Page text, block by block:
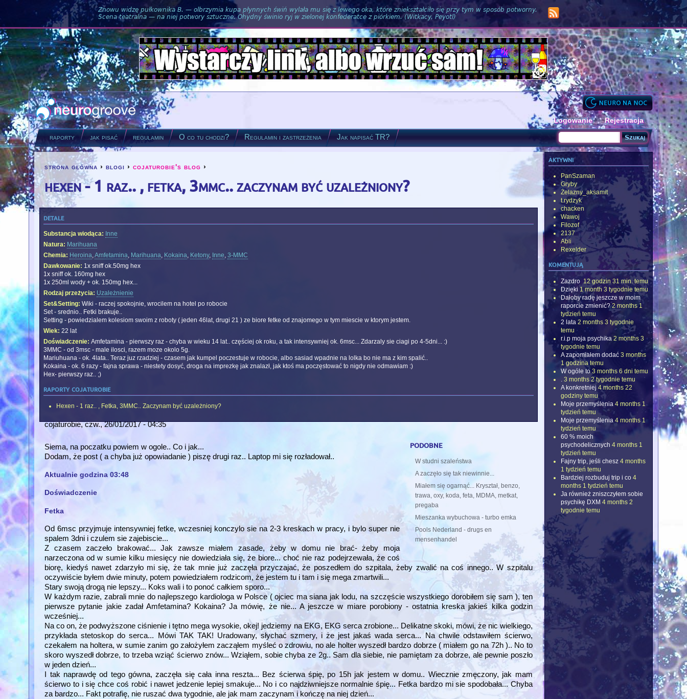
Znowu widzę pułkownika B. — olbrzymia kupa płynnych świń wylała mu się z lewego oka, które zniekształciło się przy tym w sposób potworny.
Scena teatralna — na niej potwory sztuczne. Ohydny świnio ryj w zielonej konfederatce z piórkiem. (Witkacy, Peyotl)
Logowanie Rejestracja
raporty jak pisać regulamin O co tu chodzi? Regulamin i zastrzeżenia Jak napisać TR?
Formularz wyszukiwania
you are here
strona główna ›blogi ›cojaturobie's blog ›
hexen - 1 raz.. , fetka, 3mmc.. zaczynam być uzależniony?
detale
Substancja wiodąca: Inne
Natura: Marihuana
Chemia: Heroina,Amfetamina, Marihuana, Kokaina, Ketony, Inne,3-MMC
Dawkowanie: 1x sniff ok.50mg hex
1x sniff ok. 160mg hex
1x 250ml wody + ok. 150mg hex...
Rodzaj przeżycia: Uzależnienie
Set&Setting: Wiki - raczej spokojnie, wrocilem na hotel po robocie
Set - srednio.. Fetki brakuje..
Setting - powiedzialem kolesiom swoim z roboty ( jeden 46lat, drugi 21 ) ze biore fetke od znajomego w tym miescie w ktorym jestem.
Wiek: 22 lat
Doświadczenie: Amfetamina - pierwszy raz - chyba w wieku 14 lat.. częściej ok roku, a tak intensywniej ok. 6msc... Zdarzaly sie ciagi po 4-5dni... :)
3MMC - od 3msc - male ilosci, razem moze okolo 5g.
Mariuhuana - ok. 4lata.. Teraz juz rzadziej - czasem jak kumpel poczestuje w robocie, albo sasiad wpadnie na lolka bo nie ma z kim spalić..
Kokaina - ok. 6 razy - fajna sprawa - niestety dosyć, droga na imprezkę jak znalazł, jak ktoś ma poczęstować to nigdy nie odmawiam :)
Hex- pierwszy raz.. ;)
raporty cojaturobie
Hexen - 1 raz.. , Fetka, 3MMC.. Zaczynam być uzależniony?
cojaturobie, czw., 26/01/2017 - 04:35
podobne
W studni szaleństwa
A zaczęło się tak niewinnie...
Miałem się ogarnąć... Kryształ, benzo,
trawa, oxy, koda, feta, MDMA, metkat,
pregaba
Mieszanka wybuchowa - turbo emka
Pools Nederland - drugs en
mensenhandel
Siema, na poczatku powiem w ogole.. Co i jak...
Dodam, że post ( a chyba już opowiadanie ) piszę drugi raz.. Laptop mi się rozładował..
Aktualnie godzina 03:48
Doświadczenie
Fetka
Od 6msc przyjmuje intensywniej fetke, wczesniej konczylo sie na 2-3 kreskach w pracy, i bylo super nie
spalem 3dni i czulem sie zajebiscie...
Z czasem zaczeło brakować... Jak zawsze miałem zasade, żeby w domu nie brać- żeby moja
narzeczona od w sumie kilku miesięcy nie dowiedziała się, że biore... choć nie raz podejrzewała, że coś
biorę, kiedyś nawet zdarzyło mi się, że tak mnie już zaczęła przyczajać, że poszedłem do szpitala, żeby zwalić na coś innego.. W szpitalu
oczywiście byłem dwie minuty, potem powiedziałem rodzicom, że jestem tu i tam i się mega zmartwili...
Stary swoją drogą nie lepszy... Koks wali i to ponoć całkiem sporo...
W każdym razie, zabrali mnie do najlepszego kardiologa w Polsce ( ojciec ma siana jak lodu, na szczęście wszystkiego dorobiłem się sam ), ten
pierwsze pytanie jakie zadał Amfetamina? Kokaina? Ja mówię, że nie... A jeszcze w miare porobiony - ostatnia kreska jakieś kilka godzin
wcześniej...
Na co on, że podwyższone ciśnienie i tętno mega wysokie, okej! jedziemy na EKG, EKG serca zrobione... Delikatne skoki, mówi, że nic wielkiego,
przykłada stetoskop do serca... Mówi TAK TAK! Uradowany, słychać szmery, i że jest jakaś wada serca... Na chwile odstawiłem ścierwo,
czekałem na holtera, w sumie zanim go założyłem zacząłem myśleć o zdrowiu, no ale holter wyszedł bardzo dobrze ( miałem go na 72h ).. No to
skoro wyszedł dobrze, to trzeba wziąć ścierwo znów... Wziąłem, sobie chyba ze 2g.. Sam dla siebie, nie pamiętam za dobrze, ale pewnie poszło
w jeden dzień...
I tak naprawdę od tego gówna, zaczęła się cała inna reszta... Bez ścierwa śpię, po 15h jak jestem w domu.. Wiecznie zmęczony, jak mam
ścierwo to i się chce coś robić i nawet jedzenie lepiej smakuje... No i co najdziwniejsze normalnie śpię... Fetka bardzo mi sie spodobała... Chyba
za bardzo... Fakt potrafię, nie ruszać dwa tygodnie, ale jak mam zaczynam i kończę na niej dzień...
aktywni
PanSzaman
Gryby
Żelazny_aksamit
t.rydzyk
chacken
Wawoj
Filozof
2137
Abli
Rexelder
komentują
Zazdro 12 godzin 31 min. temu
Dzięki 1 month 3 tygodnie temu
Dałoby radę jeszcze w moim
raporcie zmienić? 2 months 1
tydzień temu
2 lata 2 months 3 tygodnie
temu
r.i.p moja psychika 2 months 3
tygodnie temu
A zapomiałem dodać 3 months
1 godzina temu
W ogóle to 3 months 6 dni temu
3 months 2 tygodnie temu
A konkretniej 4 months 22
godziny temu
Moje przemyślenia 4 months 1
tydzień temu
Moje przemyślenia 4 months 1
tydzień temu
60 % moich
psychodelicznych 4 months 1
tydzień temu
Fajny trip, jeśli chesz 4 months
1 tydzień temu
Bardziej rozbuduj trip i co 4
months 1 tydzień temu
Ja również zniszczyłem sobie
psychikę DXM 4 months 2
tygodnie temu